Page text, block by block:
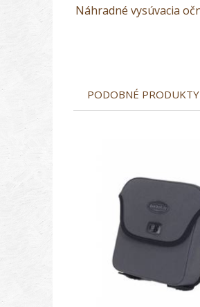
Náhradné vysúvacia
PODOBNÉ PRODUKTY